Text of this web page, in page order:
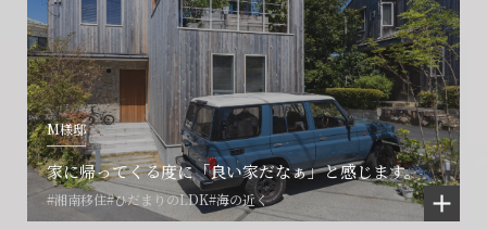
M様邸
家に帰ってくる度に「良い家だなぁ」と感じます。
#湘南移住#ひだまりのLDK#海の近く